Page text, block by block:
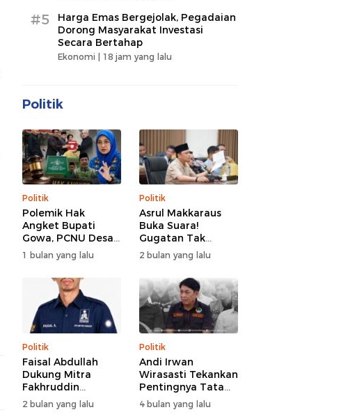
#5
Harga Emas Bergejolak, Pegadaian
Dorong Masyarakat Investasi
Secara Bertahap
Ekonomi | 18 jam yang lalu
Politik
Politik
Polemik Hak
Angket Bupati
Gowa, PCNU Desak
DPRD Buka Fakta
Transparan
1 bulan yang lalu
Politik
Asrul Makkaraus
Buka Suara!
Gugatan Tak
Hentikan Hak
Angket DPRD
2 bulan yang lalu
Politik
Faisal Abdullah
Dukung Mitra
Fakhruddin
Nahkodai BM PAN
Periode 2026-2031
2 bulan yang lalu
Politik
Andi Irwan
Wirasasti Tekankan
Pentingnya Tata
Kelola Terintegrasi
Sektor Peternakan
4 bulan yang lalu